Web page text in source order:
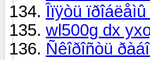
Îïÿòü
wl500g dx
Ñêîðîñòü